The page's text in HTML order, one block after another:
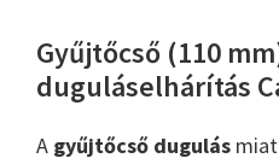
Gyűjtőcső (110
duguláselhárítás
A gyűjtőcső dugulás